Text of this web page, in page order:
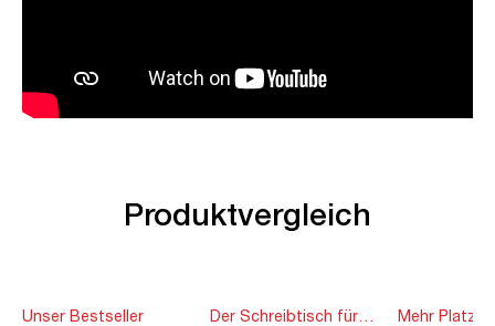
Produktvergleich
Unser Bestseller
Der Schreibtisch für
Mehr Platz